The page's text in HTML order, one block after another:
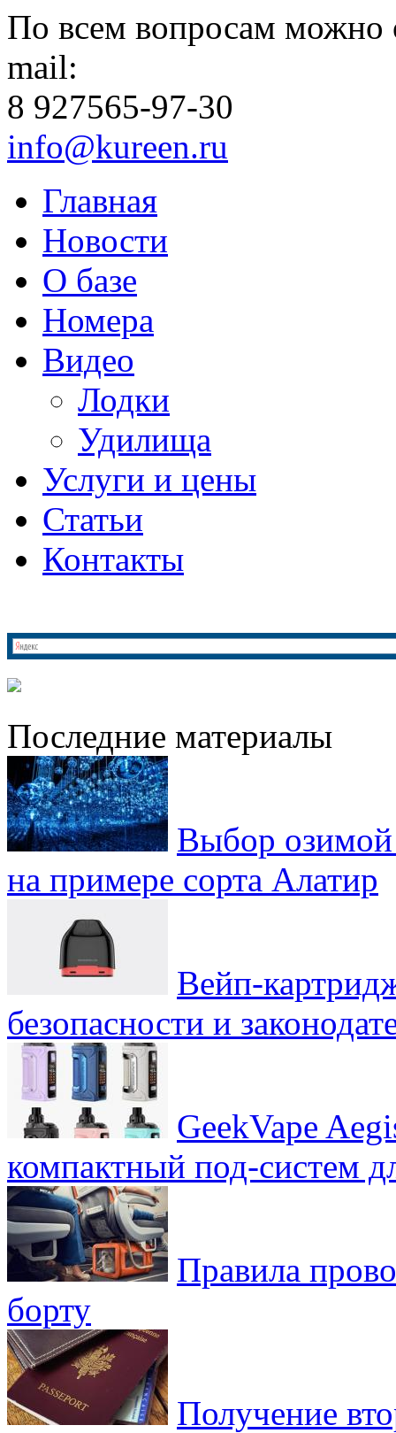
По всем вопросам можно
mail:
8 927565-97-30
info@kureen.ru
Главная
Новости
О базе
Номера
Видео
Лодки
Удилища
Услуги и цены
Статьи
Контакты
Последние материалы
Выбор озимой
на примере сорта Алатир
Вейп-
безопасности и
GeekVape
компактный под-систем
Правила
борту
Получение